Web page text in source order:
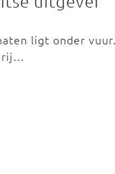
ligt onder